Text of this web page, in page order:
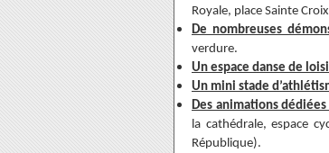
Royale, place Sainte
De nombreuses
verdure.
Un espace danse de
Un mini stade
Des animations
la cathédrale, espace
République).